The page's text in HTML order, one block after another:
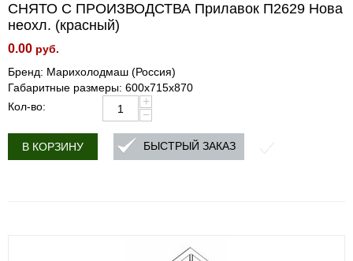
СНЯТО С ПРОИЗВОДСТВА Прилавок П2629 Нова
неохл. (красный)
0.00 руб.
Бренд: Марихолодмаш (Россия)
Габаритные размеры: 600х715х870
Кол-во:
+
−
В КОРЗИНУ БЫСТРЫЙ ЗАКАЗ